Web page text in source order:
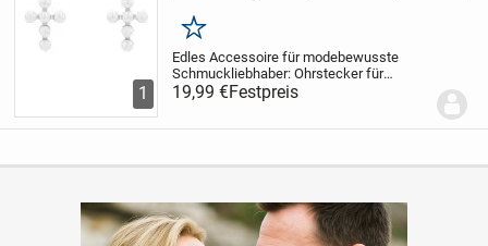
1
Merken
Edles Accessoire für modebewusste
Schmuckliebhaber: Ohrstecker für
Damen von Amor. Diese Ohrringe aus
hochwertigem Sterling Silber 925 sind
19,99 €Festpreis